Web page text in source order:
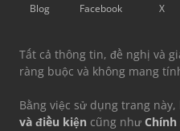
Blog Facebook X
Tất cả thông tin, đề nghị và
ràng buộc và không mang
Bằng việc sử dụng trang
và điều kiện cũng như